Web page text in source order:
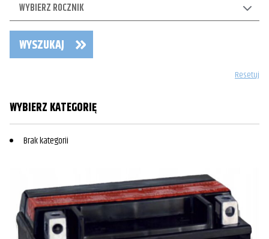
WYBIERZ ROCZNIK
WYSZUKAJ
Resetuj
WYBIERZ KATEGORIĘ
Brak kategorii